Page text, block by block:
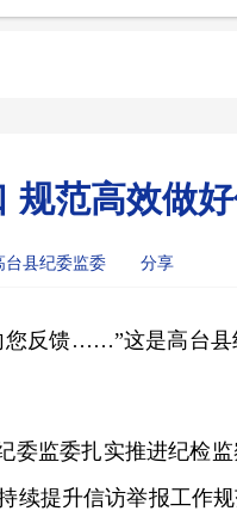
规范高效做
台县纪委监委 分享
反馈……”这是高台
监委扎实推进纪检
提升信访举报工作